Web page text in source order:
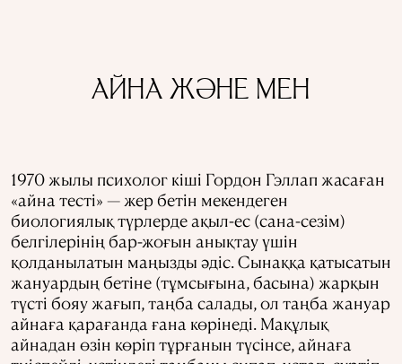
АЙНА ЖӘНЕ МЕН
1970 жылы психолог кіші Гордон Гэллап жасаған
«айна тесті» — жер бетін мекендеген
биологиялық түрлерде ақыл-ес (сана-сезім)
белгілерінің бар-жоғын анықтау үшін
қолданылатын маңызды әдіс. Сынаққа қатысатын
жануардың бетіне (тұмсығына, басына) жарқын
түсті бояу жағып, таңба салады, ол таңба жануар
айнаға қарағанда ғана көрінеді. Мақұлық
айнадан өзін көріп тұрғанын түсінсе, айнаға